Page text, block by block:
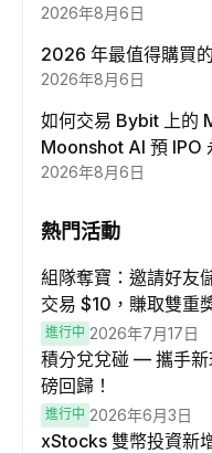
2026年8月6日
2026 年最值得購買
2026年8月6日
如何交易 Bybit 上的
Moonshot AI 預 IPO
2026年8月6日
熱門活動
組隊奪寶：邀請好友
交易 $10，賺取雙重
進行中 2026年7月17日
積分兌兌碰 — 攜手新
磅回歸！
進行中 2026年6月3日
xStocks 雙幣投資新